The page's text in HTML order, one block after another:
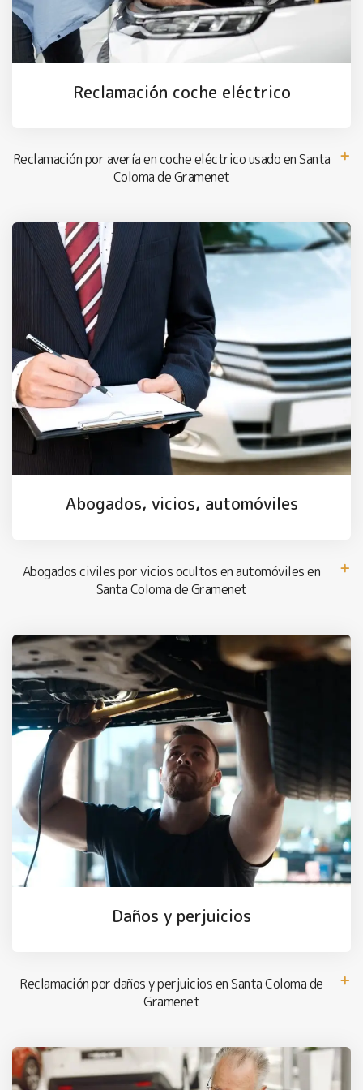
Reclamación coche eléctrico
Reclamación por avería en coche eléctrico usado en Santa
Coloma de Gramenet
Abogados, vicios, automóviles
Abogados civiles por vicios ocultos en automóviles en
Santa Coloma de Gramenet
Daños y perjuicios
Reclamación por daños y perjuicios en Santa Coloma de
Gramenet